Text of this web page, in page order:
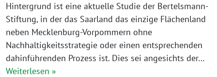
Hintergrund ist eine aktuelle Studie der Bertelsmann-
Stiftung, in der das Saarland das einzige Flächenland
neben Mecklenburg-Vorpommern ohne
Nachhaltigkeitsstrategie oder einen entsprechenden
dahinführenden Prozess ist. Dies sei angesichts der…
Weiterlesen »